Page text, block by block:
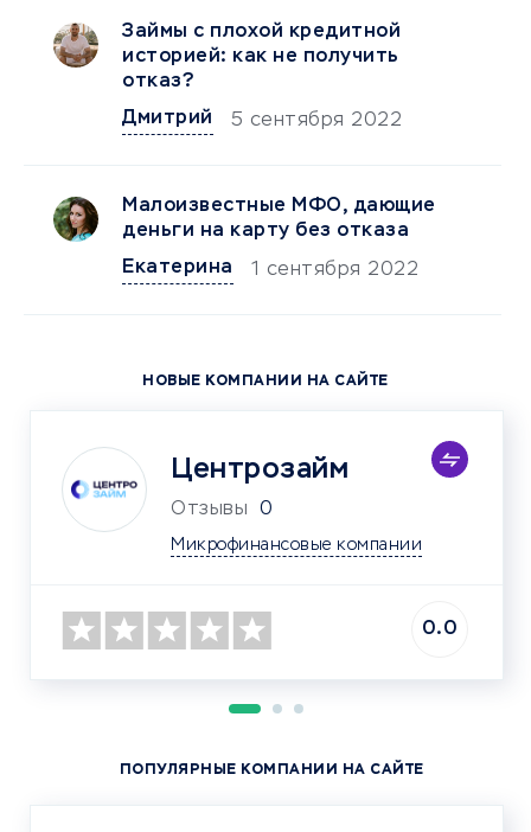
Займы с плохой кредитной
историей: как не получить
отказ?
Дмитрий
5 сентября 2022
Малоизвестные МФО, дающие
деньги на карту без отказа
Екатерина
1 сентября 2022
НОВЫЕ КОМПАНИИ НА САЙТЕ
Центрозайм
Отзывы 0
Микрофинансовые компании
0.0
ПОПУЛЯРНЫЕ КОМПАНИИ НА САЙТЕ